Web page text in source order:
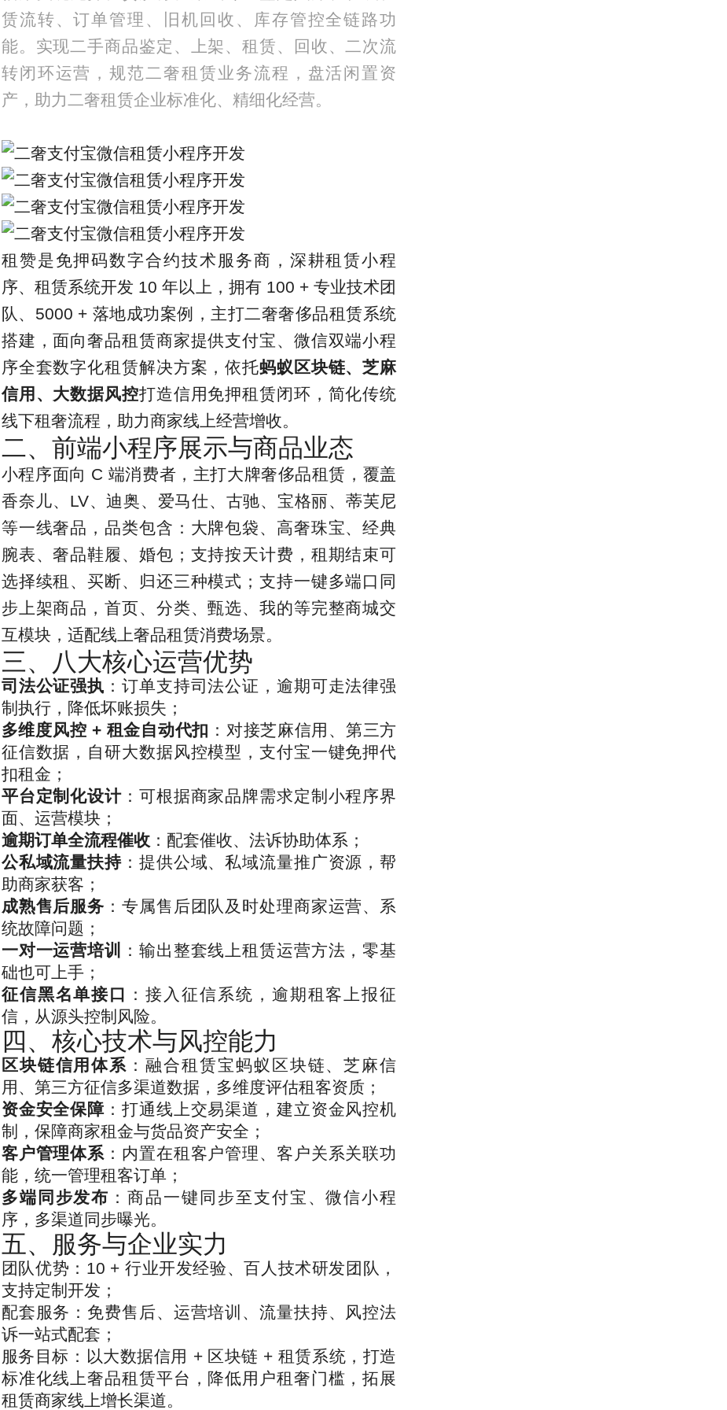
赁流转、订单管理、旧机回收、库存管控全链路功
能。实现二手商品鉴定、上架、租赁、回收、二次流
转闭环运营，规范二奢租赁业务流程，盘活闲置资
产，助力二奢租赁企业标准化、精细化经营。
租赞是免押码数字合约技术服务商，深耕租赁小程
序、租赁系统开发 10 年以上，拥有 100 + 专业技术团
队、5000 + 落地成功案例，主打二奢奢侈品租赁系统
搭建 ，面向奢品租赁商家提供支付宝、微信双端小程
序全套数字化租赁解决方案，依托蚂蚁区块链、芝麻
信用、大数据风控打造信用免押租赁闭环，简化传统
线下租奢流程，助力商家线上经营增收。
二、前端小程序展示与商品业态
小程序面向 C 端消费者，主打大牌奢侈品租赁，覆盖
香奈儿、LV、迪奥、爱马仕、古驰、宝格丽、蒂芙尼
等一线奢品，品类包含：大牌包袋、高奢珠宝、经典
腕表、奢品鞋履、婚包；支持按天计费，租期结束可
选择续租、买断、归还三种模式；支持一键多端口同
步上架商品，首页、分类、甄选、我的等完整商城交
互模块，适配线上奢品租赁消费场景。
三、八大核心运营优势
司法公证强执 ：订单支持司法公证，逾期可走法律强
制执行，降低坏账损失；
多维度风控 + 租金自动代扣 ：对接芝麻信用、第三方
征信数据，自研大数据风控模型，支付宝一键免押代
扣租金；
平台定制化设计：可根据商家品牌需求定制小程序界
面、运营模块；
逾期订单全流程催收：配套催收、法诉协助体系；
公私域流量扶持：提供公域、私域流量推广资源，帮
助商家获客；
成熟售后服务 ：专属售后团队及时处理商家运营、系
统故障问题；
一对一运营培训
：输出整套线上租赁运营方法，零基
础也可上手；
征信黑名单接口
：接入征信系统，逾期租客上报征
信，从源头控制风险。
四、核心技术与风控能力
区块链信用体系 ：融合租赁宝蚂蚁区块链、芝麻信
用、第三方征信多渠道数据，多维度评估租客资质；
资金安全保障 ：打通线上交易渠道，建立资金风控机
制，保障商家租金与货品资产安全；
客户管理体系 ：内置在租客户管理、客户关系关联功
能，统一管理租客订单；
多端同步发布 ：商品一键同步至支付宝、微信小程
序，多渠道同步曝光。
五、服务与企业实力
团队优势：10 + 行业开发经验、百人技术研发团队，
支持定制开发；
配套服务：免费售后、运营培训、流量扶持、风控法
诉一站式配套；
服务目标：以大数据信用 + 区块链 + 租赁系统，打造
标准化线上奢品租赁平台，降低用户租奢门槛，拓展
租赁商家线上增长渠道。